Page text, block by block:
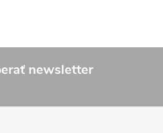
newsletter